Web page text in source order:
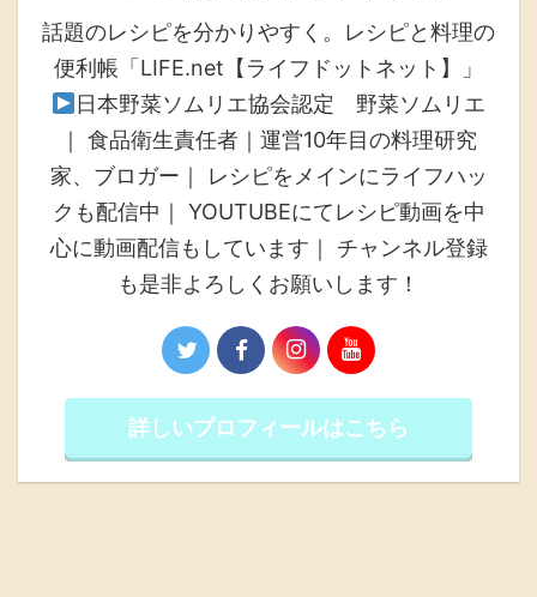
話題のレシピを分かりやすく。レシピと料理の
便利帳「LIFE.net【ライフドットネット】」
日本野菜ソムリエ協会認定 野菜ソムリエ
｜ 食品衛生責任者｜運営10年目の料理研究
家、ブロガー｜ レシピをメインにライフハッ
クも配信中｜ YOUTUBEにてレシピ動画を中
心に動画配信もしています｜ チャンネル登録
も是非よろしくお願いします！
詳しいプロフィールはこちら